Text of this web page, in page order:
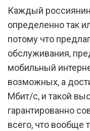
Каждый
определенно так
потому что
обслуживания,
мобильный
возможных, а
Мбит/с, и такой
гарантированно
всего, что вообще